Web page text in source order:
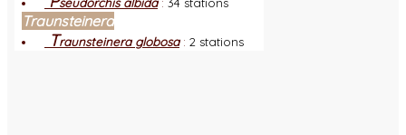
Traunsteinera
Traunsteinera globosa: 2 stations